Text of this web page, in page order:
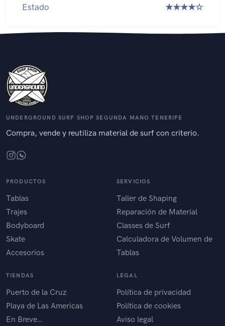
Estado ★★★★☆
UNDERGROUND SURF SHOP SEGUNDA MANO TENERIFE
Compra, vende y reutiliza material de surf con criterio.
PRODUCTOS
Tablas
Trajes
Bodyboard
Skate
Accesorios
SERVICIOS
Taller de Shaping
Reparación de Material
Classes de Surf
Calculadora de Volumen de
Tablas
TIENDAS
Puerto de la Cruz
Playa de Las Americas
En Breve…
LEGAL
Política de privacidad
Política de cookies
Aviso legal